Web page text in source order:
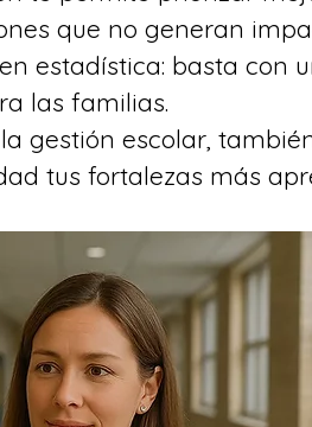
que no generan
estadística: basta con
las familias.
gestión escolar,
tus fortalezas más